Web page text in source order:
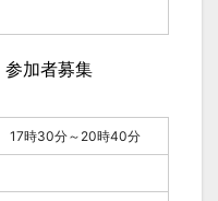
参加者募集
17時30分～20時40分